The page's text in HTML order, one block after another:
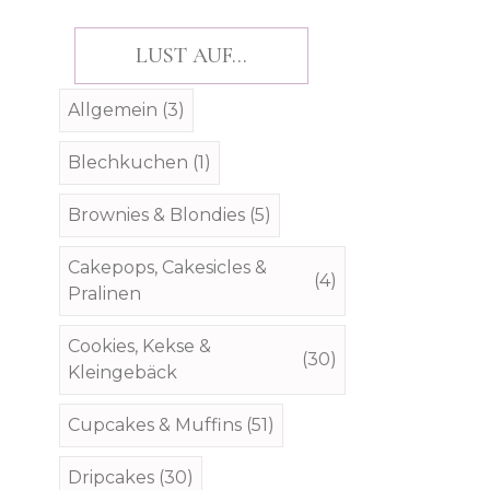
LUST AUF...
Allgemein (3)
Blechkuchen (1)
Brownies & Blondies(5)
Cakepops, Cakesicles &
Pralinen
(4)
Cookies, Kekse &
Kleingebäck
(30)
Cupcakes & Muffins(51)
Dripcakes(30)